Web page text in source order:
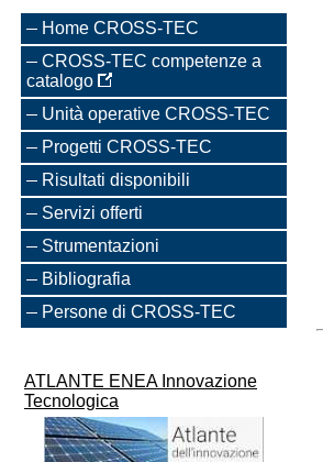
Home CROSS-TEC
CROSS-TEC competenze a
catalogo
Unità operative CROSS-TEC
Progetti CROSS-TEC
Risultati disponibili
Servizi offerti
Strumentazioni
Bibliografia
Persone di CROSS-TEC
ATLANTE ENEA Innovazione
Tecnologica